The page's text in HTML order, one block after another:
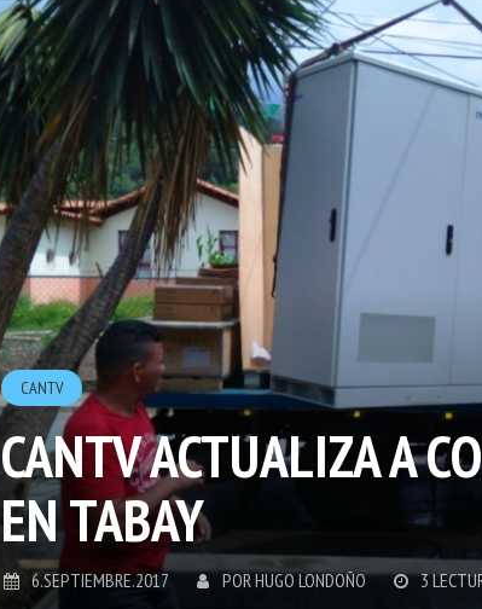
CANTV
CANTV ACTUALIZA A
EN TABAY
6.SEPTIEMBRE.2017 PORHUGO LONDOÑO 3